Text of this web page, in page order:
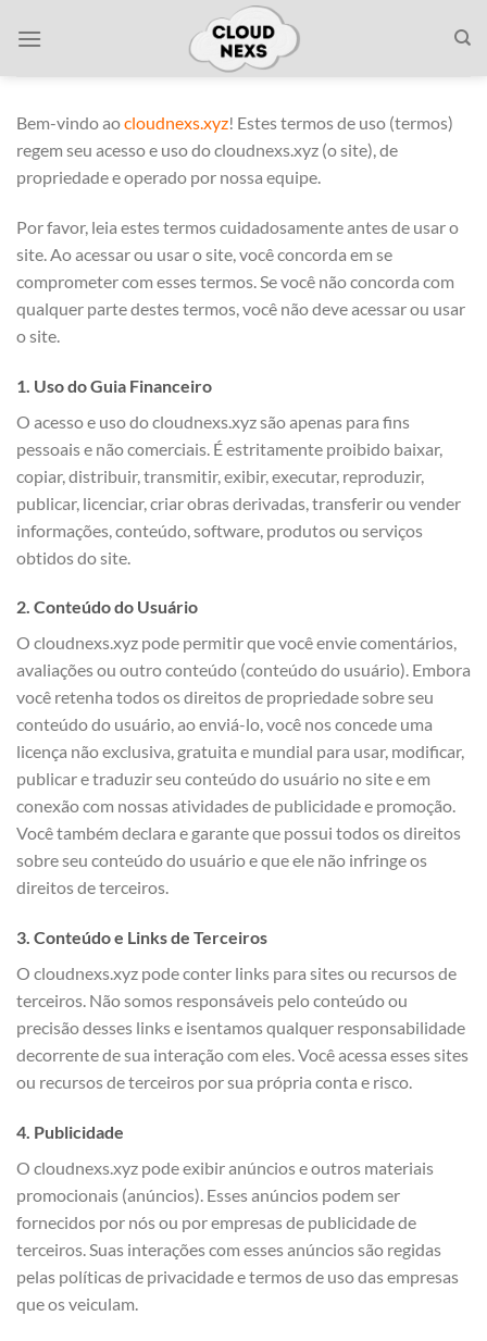
Bem-vindo aocloudnexs.xyz! Estes termos de uso (termos)
regem seu acesso e uso do cloudnexs.xyz (o site), de
propriedade e operado por nossa equipe.
Por favor, leia estes termos cuidadosamente antes de usar o
site. Ao acessar ou usar o site, você concorda em se
comprometer com esses termos. Se você não concorda com
qualquer parte destes termos, você não deve acessar ou usar
o site.
1. Uso do Guia Financeiro
O acesso e uso do cloudnexs.xyz são apenas para fins
pessoais e não comerciais. É estritamente proibido baixar,
copiar, distribuir, transmitir, exibir, executar, reproduzir,
publicar, licenciar, criar obras derivadas, transferir ou vender
informações, conteúdo, software, produtos ou serviços
obtidos do site.
2. Conteúdo do Usuário
O cloudnexs.xyz pode permitir que você envie comentários,
avaliações ou outro conteúdo (conteúdo do usuário). Embora
você retenha todos os direitos de propriedade sobre seu
conteúdo do usuário, ao enviá-lo, você nos concede uma
licença não exclusiva, gratuita e mundial para usar, modificar,
publicar e traduzir seu conteúdo do usuário no site e em
conexão com nossas atividades de publicidade e promoção.
Você também declara e garante que possui todos os direitos
sobre seu conteúdo do usuário e que ele não infringe os
direitos de terceiros.
3. Conteúdo e Links de Terceiros
O cloudnexs.xyz pode conter links para sites ou recursos de
terceiros. Não somos responsáveis pelo conteúdo ou
precisão desses links e isentamos qualquer responsabilidade
decorrente de sua interação com eles. Você acessa esses sites
ou recursos de terceiros por sua própria conta e risco.
4. Publicidade
O cloudnexs.xyz pode exibir anúncios e outros materiais
promocionais (anúncios). Esses anúncios podem ser
fornecidos por nós ou por empresas de publicidade de
terceiros. Suas interações com esses anúncios são regidas
pelas políticas de privacidade e termos de uso das empresas
que os veiculam.